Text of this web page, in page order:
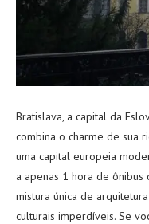
Bratislava, a capital da
combina o charme de sua
uma capital europeia
a apenas 1 hora de ônibus
mistura única de
culturais imperdíveis. Se